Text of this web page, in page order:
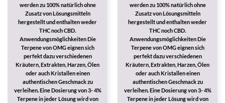
werden zu 100% natürlich ohne
Zusatz von Lösungsmitteln
hergestellt und enthalten weder
THC noch CBD.
Anwendungsmöglichkeiten Die
Terpene von OMG eignen sich
perfekt dazu verschiedenen
Kräutern, Extrakten, Harzen, Ölen
oder auch Kristallen einen
authentischen Geschmack zu
verleihen. Eine Dosierung von 3- 4%
Terpene in jeder Lösung wird von
werden zu 100% natürlich ohne
Zusatz von Lösungsmitteln
hergestellt und enthalten weder
THC noch CBD.
Anwendungsmöglichkeiten Die
Terpene von OMG eignen sich
perfekt dazu verschiedenen
Kräutern, Extrakten, Harzen, Ölen
oder auch Kristallen einen
authentischen Geschmack zu
verleihen. Eine Dosierung von 3- 4%
Terpene in jeder Lösung wird von